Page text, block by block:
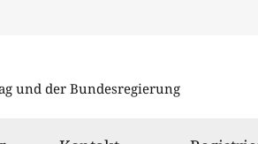
und der Bundesregierung